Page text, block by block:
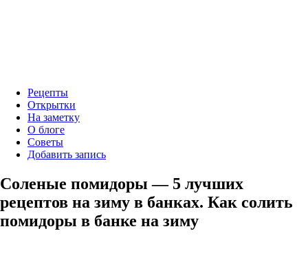
Рецепты
Открытки
На заметку
О блоге
Советы
Добавить запись
Соленые помидоры — 5 лучших
рецептов на зиму в банках. Как солить
помидоры в банке на зиму